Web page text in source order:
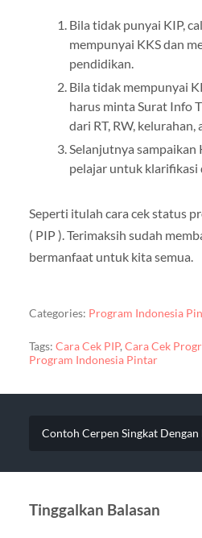
Bila tidak punyai KIP,
mempunyai KKS dan
pendidikan.
Bila tidak mempunyai
harus minta Surat Info
dari RT, RW, kelurahan,
Selanjutnya sampaikan
pelajar untuk klarifikasi
Seperti itulah cara cek status
( PIP ). Terimaksih sudah
bermanfaat untuk kita semua.
Categories: Program Indonesia
Tags: Cara Cek PIP, Cara Cek
Program Indonesia Pintar
Contoh Cerpen Singkat Dengan
Tinggalkan Balasan